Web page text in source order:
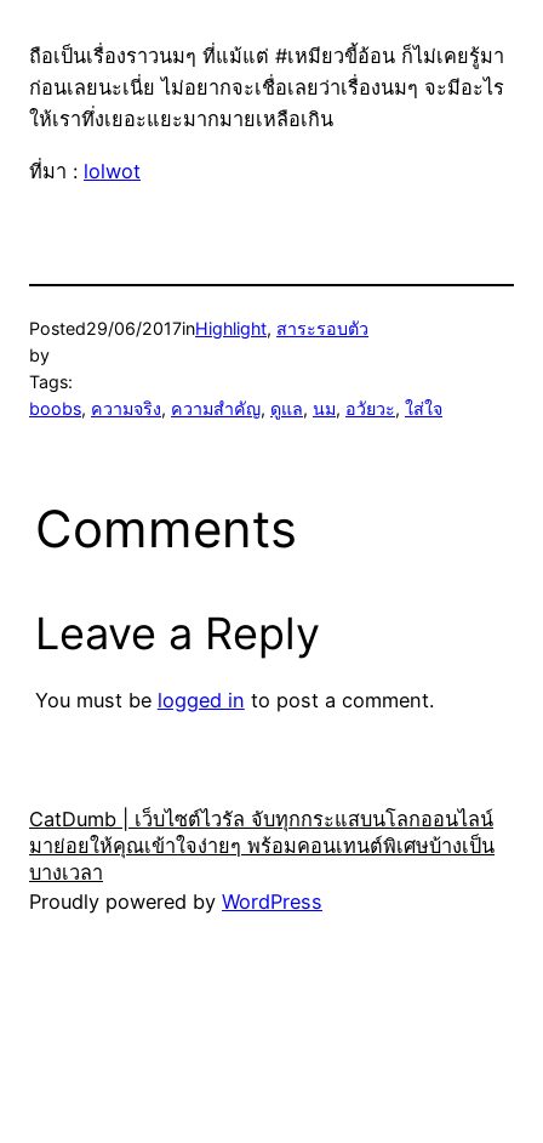
ถือเป็นเรื่องราวนมๆ ที่แม้แต่ #เหมียวขี้อ้อน ก็ไม่เคยรู้มา
ก่อนเลยนะเนี่ย ไม่อยากจะเชื่อเลยว่าเรื่องนมๆ จะมีอะไร
ให้เราทึ่งเยอะแยะมากมายเหลือเกิน
ที่มา : lolwot
Posted29/06/2017inHighlight, สาระรอบตัว
by
Tags:
boobs, ความจริง, ความสำคัญ, ดูแล, นม, อวัยวะ, ใส่ใจ
Comments
Leave a Reply
You must be logged in to post a comment.
CatDumb | เว็บไซต์ไวรัล จับทุกกระแสบนโลกออนไลน์
มาย่อยให้คุณเข้าใจง่ายๆ พร้อมคอนเทนต์พิเศษบ้างเป็น
บางเวลา
Proudly powered by WordPress